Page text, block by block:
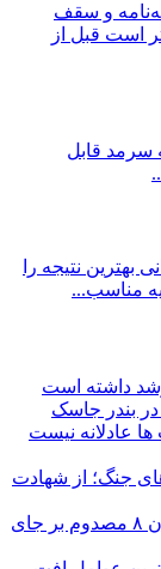
و سقف
است قبل از
سرمد قابل
نتیجه را
مناسب...